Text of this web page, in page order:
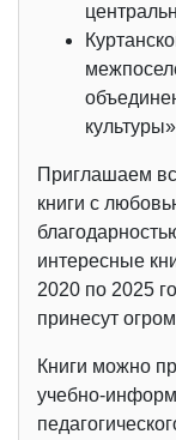
культуры»
Приглашаем
книги с
интересные
2020 по 2025
принесут
Книги можно
учебно-